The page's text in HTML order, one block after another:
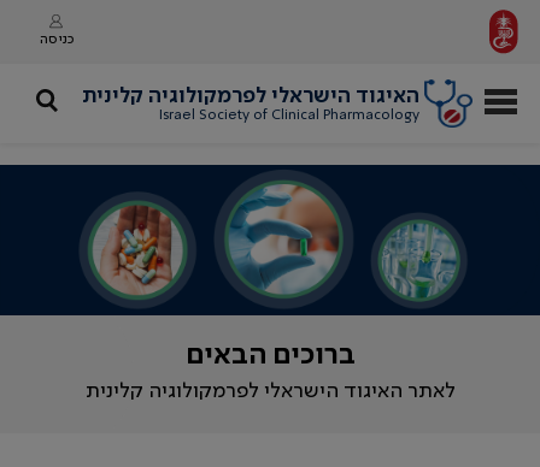
כניסה
האיגוד הישראלי לפרמקולוגיה קלינית
Israel Society of Clinical Pharmacology
ברוכים הבאים
לאתר האיגוד הישראלי לפרמקולוגיה קלינית